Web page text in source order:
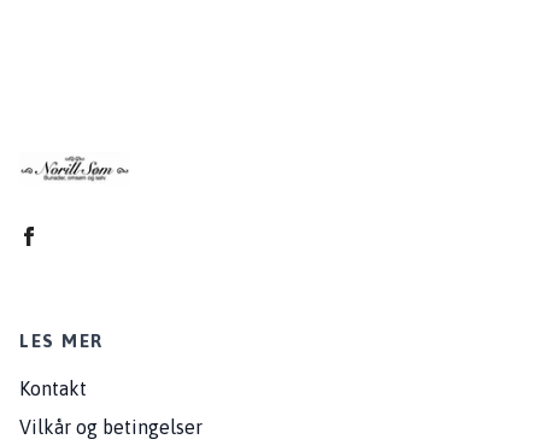
LES MER
Kontakt
Vilkår og betingelser